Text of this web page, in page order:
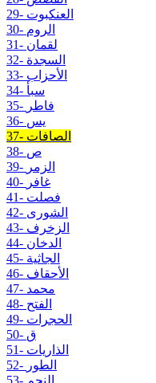
29- العنكبوت
30- الروم
31- لقمان
32- السجدة
33- الأحزاب
34- سبأ
35- فاطر
36- يس
37- الصافات
38- ص
39- الزمر
40- غافر
41- فصلت
42- الشورى
43- الزخرف
44- الدخان
45- الجاثية
46- الأحقاف
47- محمد
48- الفتح
49- الحجرات
50- ق
51- الذاريات
52- الطور
53- النجم